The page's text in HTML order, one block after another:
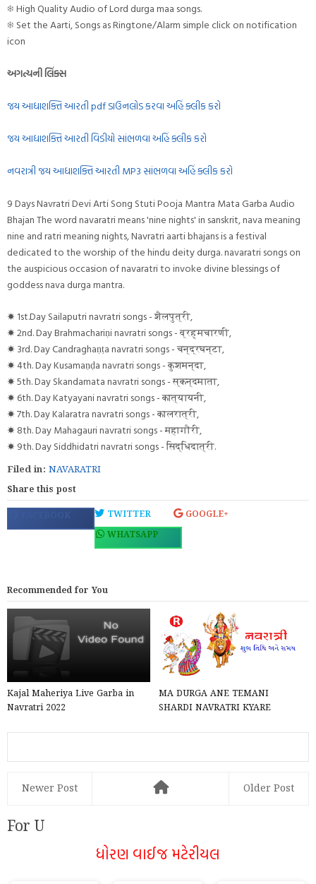
❄ High Quality Audio of Lord durga maa songs.
❄ Set the Aarti, Songs as Ringtone/Alarm simple click on notification
icon
અગત્યની લિંક્સ
જય આદ્યાશક્તિ આરતી pdf ડાઉનલોડ કરવા અહિં ક્લીક કરો
જય આદ્યાશક્તિ આરતી વિડીયો સાંભળવા અહિં ક્લીક કરો
નવરાત્રી જય આદ્યાશક્તિ આરતી MP3 સાંભળવા અહિં ક્લીક કરો
9 Days Navratri Devi Arti Song Stuti Pooja Mantra Mata Garba Audio
Bhajan The word navaratri means 'nine nights' in sanskrit, nava meaning
nine and ratri meaning nights, Navratri aarti bhajans is a festival
dedicated to the worship of the hindu deity durga. navaratri songs on
the auspicious occasion of navaratri to invoke divine blessings of
goddess nava durga mantra.
☀ 1st.Day Sailaputri navratri songs - शैलपुत्री,
☀ 2nd. Day Brahmachariṇi navratri songs - व्रह्मचारणी,
☀ 3rd. Day Candraghaṇṭa navratri songs - चन्द्रघन्टा,
☀ 4th. Day Kusamaṇḍa navratri songs - कुशमन्दा,
☀ 5th. Day Skandamata navratri songs - स्कन्दमाता,
☀ 6th. Day Katyayani navratri songs - कात्यायनी,
☀ 7th. Day Kalaratra navratri songs - कालरात्री,
☀ 8th. Day Mahagauri navratri songs - महागौरी,
☀ 9th. Day Siddhidatri navratri songs - सिद्धिदात्री.
Filed in: NAVARATRI
Share this post
FACEBOOK TWITTER
GOOGLE+
WHATSAPP
Recommended for You
Kajal Maheriya Live Garba in
Navratri 2022
MA DURGA ANE TEMANI
SHARDI NAVRATRI KYARE
ANE ANY VIDHI...
Newer Post Older Post
For U
ધોરણ વાઈજ મટેરીયલ